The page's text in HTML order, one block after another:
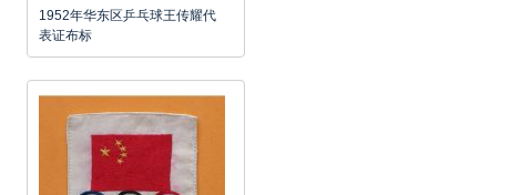
1952年华东区乒乓球王传耀代
表证布标